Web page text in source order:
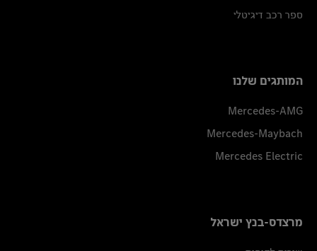
ספר רכב דיגיטלי
המותגים שלנו
Mercedes-AMG
Mercedes-Maybach
Mercedes Electric
מרצדס-בנץ ישראל